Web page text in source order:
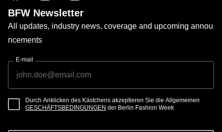
BFW Newsletter
All updates, industry news, coverage and upcoming annou
ncements
E-mail
Durch Anklicken des Kästchens akzeptieren Sie die Allgemeinen
GESCHÄFTSBEDINGUNGEN der Berlin Fashion Week